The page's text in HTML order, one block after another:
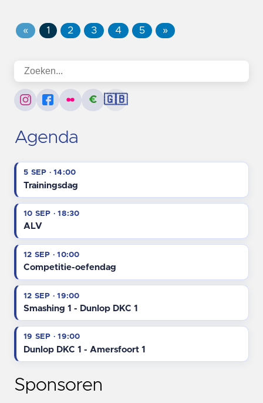
« 1 2 3 4 5 »
€ 🇬🇧
Agenda
5 SEP · 14:00
Trainingsdag
10 SEP · 18:30
ALV
12 SEP · 10:00
Competitie-oefendag
12 SEP · 19:00
Smashing 1 - Dunlop DKC 1
19 SEP · 19:00
Dunlop DKC 1 - Amersfoort 1
Sponsoren